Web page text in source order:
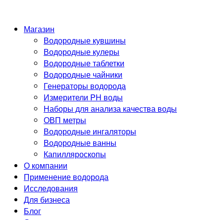
Магазин
Водородные кувшины
Водородные кулеры
Водородные таблетки
Водородные чайники
Генераторы водорода
Измерители PH воды
Наборы для анализа качества воды
ОВП метры
Водородные ингаляторы
Водородные ванны
Капилляроскопы
О компании
Применение водорода
Исследования
Для бизнеса
Блог